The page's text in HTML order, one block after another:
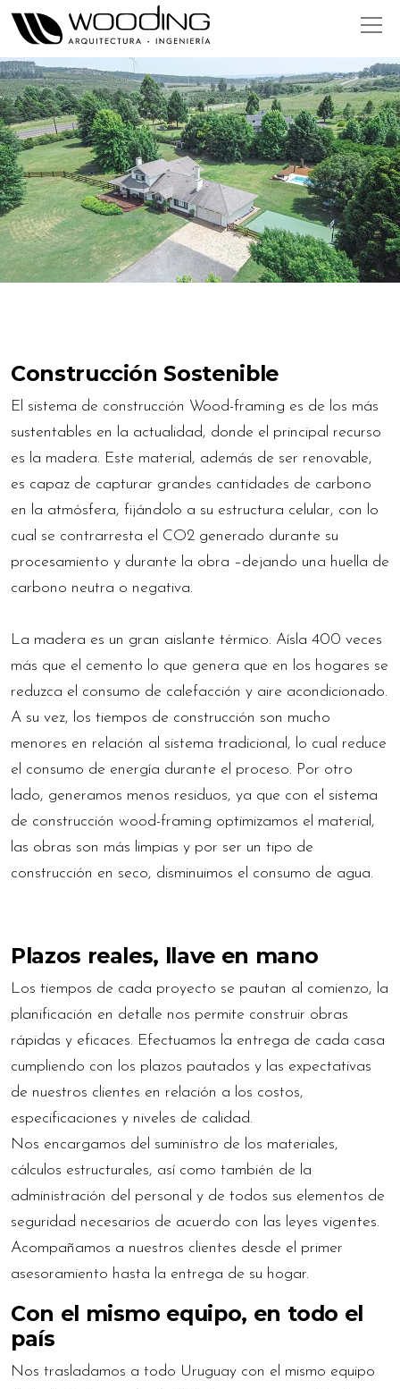
Construcción Sostenible
El sistema de construcción Wood-framing es de los más
sustentables en la actualidad, donde el principal recurso
es la madera. Este material, además de ser renovable,
es capaz de capturar grandes cantidades de carbono
en la atmósfera, fijándolo a su estructura celular, con lo
cual se contrarresta el CO2 generado durante su
procesamiento y durante la obra –dejando una huella de
carbono neutra o negativa.
La madera es un gran aislante térmico. Aísla 400 veces
más que el cemento lo que genera que en los hogares se
reduzca el consumo de calefacción y aire acondicionado.
A su vez, los tiempos de construcción son mucho
menores en relación al sistema tradicional, lo cual reduce
el consumo de energía durante el proceso. Por otro
lado, generamos menos residuos, ya que con el sistema
de construcción wood-framing optimizamos el material,
las obras son más limpias y por ser un tipo de
construcción en seco, disminuimos el consumo de agua.
Plazos reales, llave en mano
Los tiempos de cada proyecto se pautan al comienzo, la
planificación en detalle nos permite construir obras
rápidas y eficaces. Efectuamos la entrega de cada casa
cumpliendo con los plazos pautados y las expectativas
de nuestros clientes en relación a los costos,
especificaciones y niveles de calidad.
Nos encargamos del suministro de los materiales,
cálculos estructurales, así como también de la
administración del personal y de todos sus elementos de
seguridad necesarios de acuerdo con las leyes vigentes.
Acompañamos a nuestros clientes desde el primer
asesoramiento hasta la entrega de su hogar.
Con el mismo equipo, en todo el
país
Nos trasladamos a todo Uruguay con el mismo equipo